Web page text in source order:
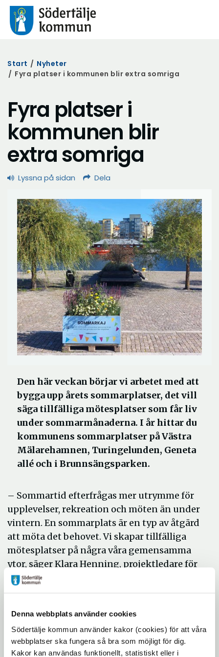
Denna webbplats använder cookies
Södertälje kommun använder kakor (cookies) för att våra
webbplatser ska fungera så bra som möjligt för dig.
Kakor kan användas funktionellt, statistiskt eller i
Start / Nyheter
/ Fyra platser i kommunen blir extra somriga
Fyra platser i
kommunen blir
extra somriga
Lyssna på sidan Dela
Den här veckan börjar vi arbetet med att
bygga upp årets sommarplatser, det vill
säga tillfälliga mötesplatser som får liv
under sommarmånaderna. I år hittar du
kommunens sommarplatser på Västra
Mälarehamnen, Turingelunden, Geneta
allé och i Brunnsängsparken.
– Sommartid efterfrågas mer utrymme för
upplevelser, rekreation och möten än under
vintern. En sommarplats är en typ av åtgärd
att möta det behovet. Vi skapar tillfälliga
mötesplatser på några våra gemensamma
ytor, säger Klara Henning, projektledare för
kommunens sommarplatser.
aktivitet
Sommarplatserna är en plats där
medborgare och besökare i alla åldrar kan